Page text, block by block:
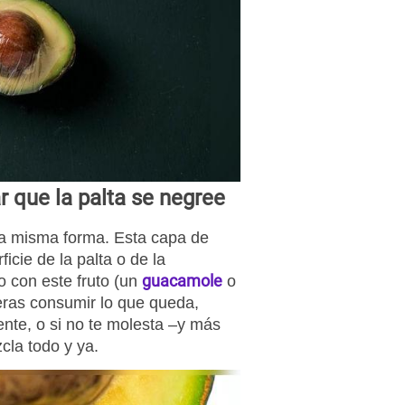
que la palta se negree
misma forma. Esta capa de
de la palta o de la
con este fruto (un guacamole o
consumir lo que queda,
o si no te molesta –y más
todo y ya.